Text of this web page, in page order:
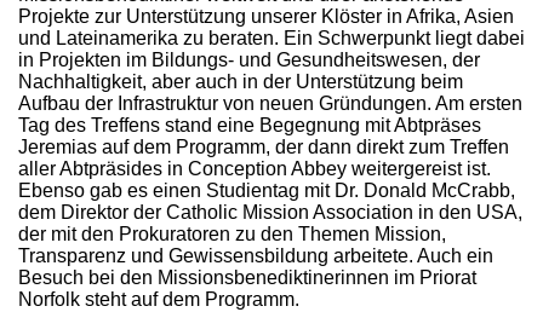
Projekte zur Unterstützung unserer Klöster in Afrika, Asien
und Lateinamerika zu beraten. Ein Schwerpunkt liegt dabei
in Projekten im Bildungs- und Gesundheitswesen, der
Nachhaltigkeit, aber auch in der Unterstützung beim
Aufbau der Infrastruktur von neuen Gründungen. Am ersten
Tag des Treffens stand eine Begegnung mit Abtpräses
Jeremias auf dem Programm, der dann direkt zum Treffen
aller Abtpräsides in Conception Abbey weitergereist ist.
Ebenso gab es einen Studientag mit Dr. Donald McCrabb,
dem Direktor der Catholic Mission Association in den USA,
der mit den Prokuratoren zu den Themen Mission,
Transparenz und Gewissensbildung arbeitete. Auch ein
Besuch bei den Missionsbenediktinerinnen im Priorat
Norfolk steht auf dem Programm.